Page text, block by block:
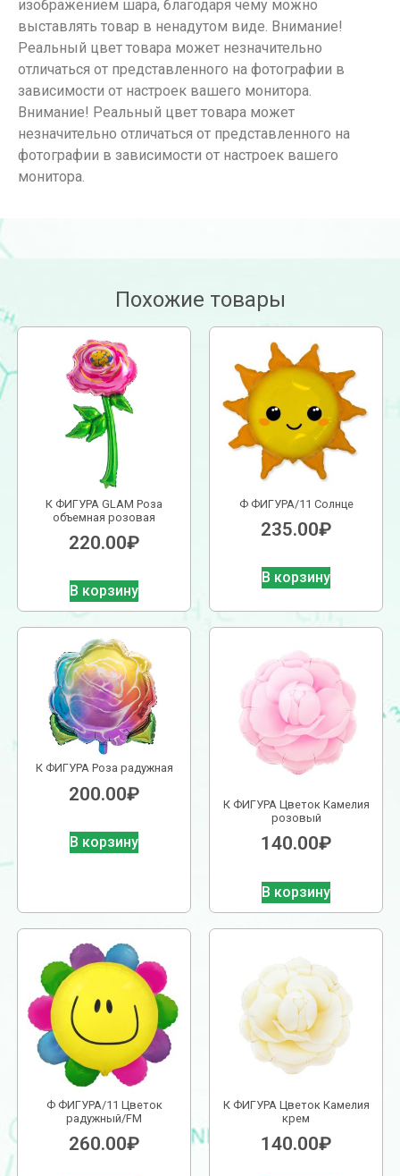
изображением шара, благодаря чему можно
выставлять товар в ненадутом виде. Внимание!
Реальный цвет товара может незначительно
отличаться от представленного на фотографии в
зависимости от настроек вашего монитора.
Внимание! Реальный цвет товара может
незначительно отличаться от представленного на
фотографии в зависимости от настроек вашего
монитора.
Похожие товары
К ФИГУРА GLAM Роза
объемная розовая
220.00₽
В корзину
Ф ФИГУРА/11 Солнце
235.00₽
В корзину
К ФИГУРА Роза радужная
200.00₽
В корзину
К ФИГУРА Цветок Камелия
розовый
140.00₽
В корзину
Ф ФИГУРА/11 Цветок
радужный/FM
260.00₽
К ФИГУРА Цветок Камелия
крем
140.00₽